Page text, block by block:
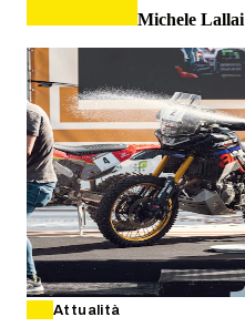
Michele Lallai
Attualità